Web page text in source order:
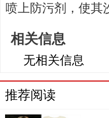
喷上防污剂，使其
相关信息
无相关信息
推荐阅读